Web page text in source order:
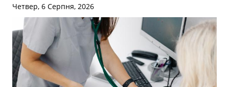
Четвер, 6 Серпня, 2026